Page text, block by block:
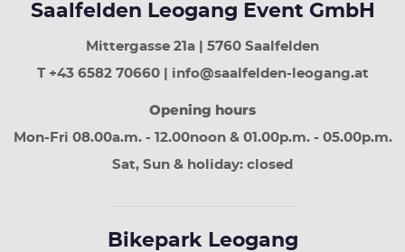
Saalfelden Leogang Event GmbH
Mittergasse 21a | 5760 Saalfelden
T +43 6582 70660 | info@saalfelden-leogang.at
Opening hours
Mon-Fri 08.00a.m. - 12.00noon & 01.00p.m. - 05.00p.m.
Sat, Sun & holiday: closed
Bikepark Leogang